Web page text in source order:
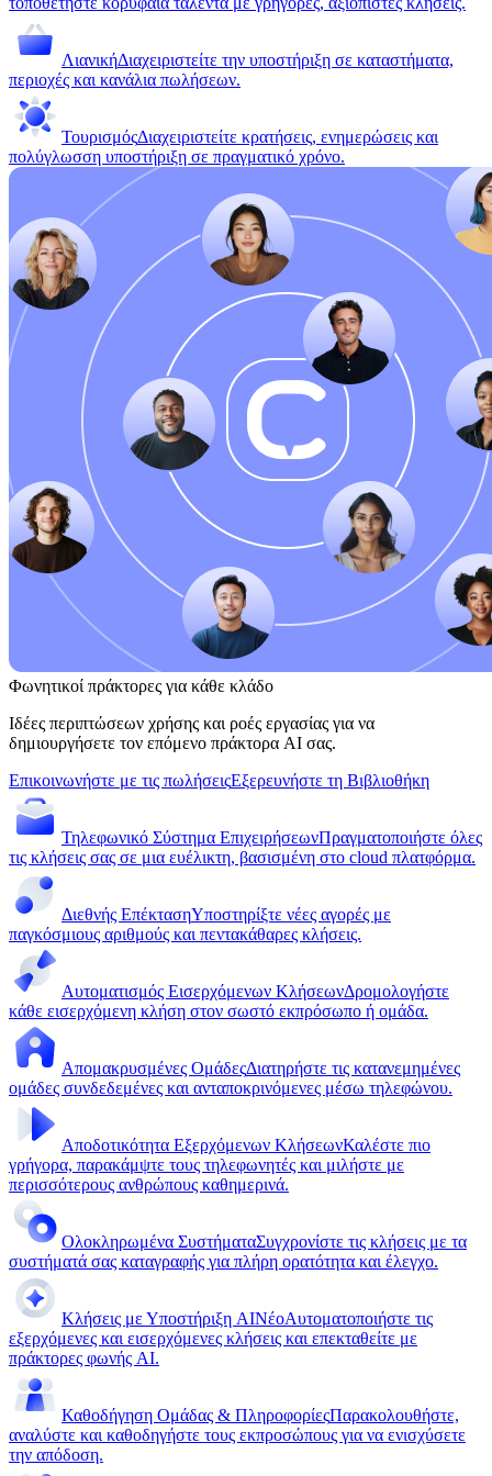
ΛιανικήΔιαχειριστείτε την υποστήριξη σε καταστήματα,
περιοχές και κανάλια πωλήσεων.
ΤουρισμόςΔιαχειριστείτε κρατήσεις, ενημερώσεις και
πολύγλωσση υποστήριξη σε πραγματικό χρόνο.
Φωνητικοί πράκτορες για κάθε κλάδο
Ιδέες περιπτώσεων χρήσης και ροές εργασίας για να
δημιουργήσετε τον επόμενο πράκτορα AI σας.
Επικοινωνήστε με τις πωλήσειςΕξερευνήστε τη Βιβλιοθήκη
Τηλεφωνικό Σύστημα ΕπιχειρήσεωνΠραγματοποιήστε όλες
τις κλήσεις σας σε μια ευέλικτη, βασισμένη στο cloud πλατφόρμα.
Διεθνής ΕπέκτασηΥποστηρίξτε νέες αγορές με
παγκόσμιους αριθμούς και πεντακάθαρες κλήσεις.
Αυτοματισμός Εισερχόμενων ΚλήσεωνΔρομολογήστε
κάθε εισερχόμενη κλήση στον σωστό εκπρόσωπο ή ομάδα.
Απομακρυσμένες ΟμάδεςΔιατηρήστε τις κατανεμημένες
ομάδες συνδεδεμένες και ανταποκρινόμενες μέσω τηλεφώνου.
Αποδοτικότητα Εξερχόμενων ΚλήσεωνΚαλέστε πιο
γρήγορα, παρακάμψτε τους τηλεφωνητές και μιλήστε με
περισσότερους ανθρώπους καθημερινά.
Ολοκληρωμένα ΣυστήματαΣυγχρονίστε τις κλήσεις με τα
συστήματά σας καταγραφής για πλήρη ορατότητα και έλεγχο.
Κλήσεις με Υποστήριξη AIΝέοΑυτοματοποιήστε τις
εξερχόμενες και εισερχόμενες κλήσεις και επεκταθείτε με
πράκτορες φωνής AI.
Καθοδήγηση Ομάδας & ΠληροφορίεςΠαρακολουθήστε,
αναλύστε και καθοδηγήστε τους εκπροσώπους για να ενισχύσετε
την απόδοση.